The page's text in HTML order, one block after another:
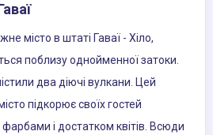
місто в штаті Гаваї - Хіло,
поблизу однойменної затоки.
два діючі вулкани. Цей
підкорює своїх гостей
і достатком квітів. Всюди